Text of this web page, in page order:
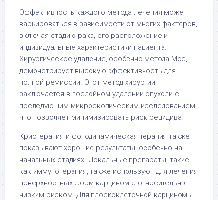
Эффективность каждого метода лечения может
варьироваться в зависимости от многих факторов,
включая стадию рака, его расположение и
индивидуальные характеристики пациента.
Хирургическое удаление, особенно метода Мос,
демонстрирует высокую эффективность для
полной ремиссии. Этот метод хирургии
заключается в послойном удалении опухоли с
последующим микроскопическим исследованием,
что позволяет минимизировать риск рецидива.
Криотерапия и фотодинамическая терапия также
показывают хорошие результаты, особенно на
начальных стадиях. Локальные препараты, такие
как иммунотерапия, также используют для лечения
поверхностных форм карцином с относительно
низким риском. Для плоскоклеточной карциномы